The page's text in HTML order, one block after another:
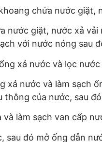
chứa nước giặt,
nước giặt, nước xả
với nước nóng sau
xả nước và lọc nước
xả nước và làm sạch
thông của nước, sau
làm sạch van cấp
sau đó mở ống dẫn